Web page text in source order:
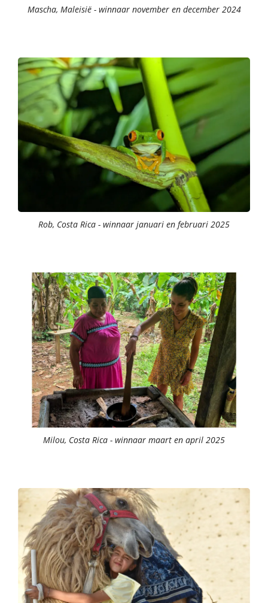
Mascha, Maleisië - winnaar november en december 2024
Rob, Costa Rica - winnaar januari en februari 2025
Milou, Costa Rica - winnaar maart en april 2025